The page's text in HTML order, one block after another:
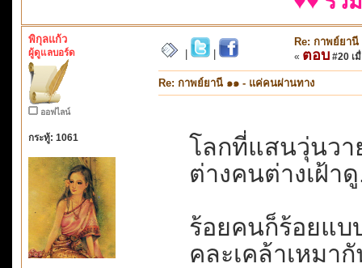
พิกุลแก้ว
ผู้ดูแลบอร์ด
ออฟไลน์
กระทู้: 1061
Re: กาพย์ยา
« ตอบ #20 เ
Re: กาพย์ยานี ๑๑ - แค่คนผ่านทาง
โลกที่แสนวุ่นวา
ต่างคนต่างเฝ้า
ร้อยคนก็ร้อยแบ
คละเคล้าเหมา